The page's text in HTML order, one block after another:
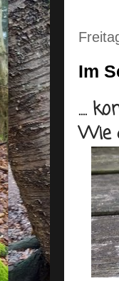
Im
....
Wie